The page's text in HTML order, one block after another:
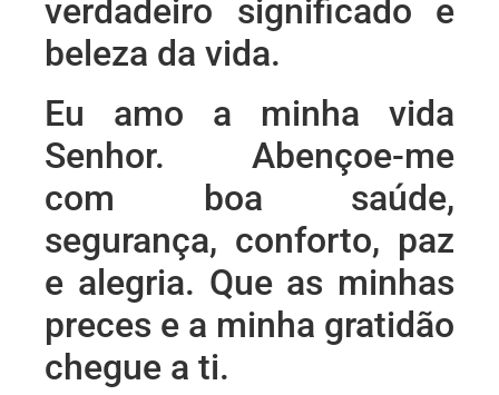
verdadeiro significado e
beleza da vida.
Eu amo a minha vida
Senhor. Abençoe-me
com boa saúde,
segurança, conforto, paz
e alegria. Que as minhas
preces e a minha gratidão
chegue a ti.